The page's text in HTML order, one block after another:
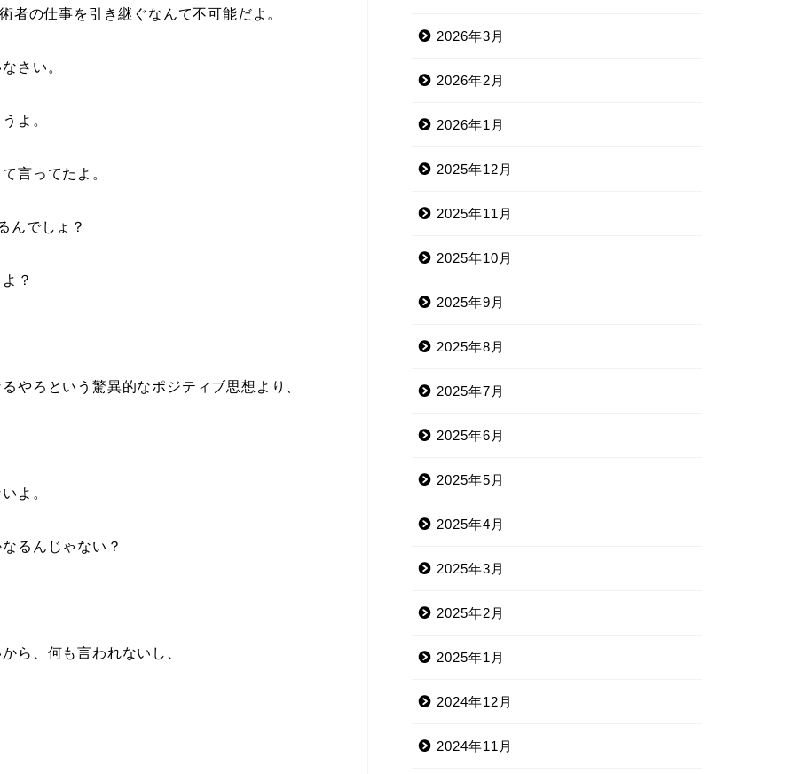
者の仕事を引き継ぐなんて不可能だよ。
さい。
よ。
言ってたよ。
んでしょ？
？
やろという驚異的なポジティブ思想より、
よ。
るんじゃない？
ら、何も言われないし、
2026年3月
2026年2月
2026年1月
2025年12月
2025年11月
2025年10月
2025年9月
2025年8月
2025年7月
2025年6月
2025年5月
2025年4月
2025年3月
2025年2月
2025年1月
2024年12月
2024年11月